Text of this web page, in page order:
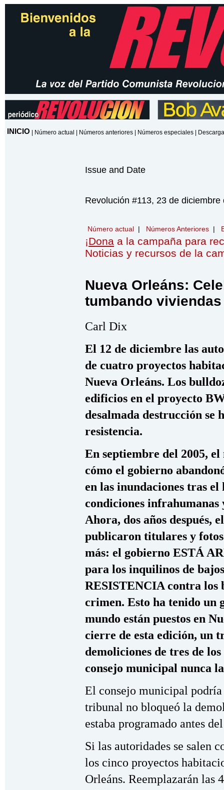
INICIO Número actual Números anteriores Números especiales
Issue and Date
Revolución #113, 23 de diciembre
Número actual | Números Anteriores |
¡Dona a la campaña para
Noticias y recursos de la
Nueva Orleáns:
tumbando viviendas
Carl Dix
El 12 de diciembre las
de cuatro proyectos
Nueva Orleáns. Los
edificios en el proyecto
desalmada destrucción se
resistencia.
En septiembre del 2005,
cómo el gobierno
en las inundaciones tras
condiciones infrahumanas
Ahora, dos años después,
publicaron titulares y
más: el gobierno ESTÁ
para los inquilinos de
RESISTENCIA contra los
crimen. Esto ha tenido un
mundo están puestos en
cierre de esta edición, un
demoliciones de tres de
consejo municipal nunca
El consejo municipal
tribunal no bloqueó la
estaba programado antes
Si las autoridades se salen
los cinco proyectos
Orleáns. Reemplazarán las